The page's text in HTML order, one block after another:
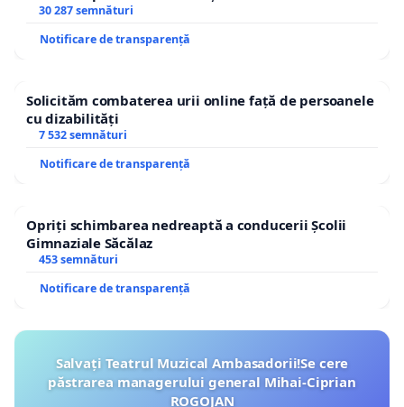
30 287 semnături
Notificare de transparență
Solicităm combaterea urii online față de persoanele
cu dizabilități
7 532 semnături
Notificare de transparență
Opriți schimbarea nedreaptă a conducerii Școlii
Gimnaziale Săcălaz
453 semnături
Notificare de transparență
Salvați Teatrul Muzical Ambasadorii!Se cere
păstrarea managerului general Mihai-Ciprian
ROGOJAN